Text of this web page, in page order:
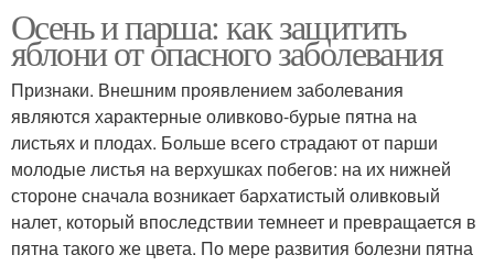
Осень и парша: как защитить
яблони от опасного заболевания
Признаки. Внешним проявлением заболевания
являются характерные оливково-бурые пятна на
листьях и плодах. Больше всего страдают от парши
молодые листья на верхушках побегов: на их нижней
стороне сначала возникает бархатистый оливковый
налет, который впоследствии темнеет и превращается в
пятна такого же цвета. По мере развития болезни пятна